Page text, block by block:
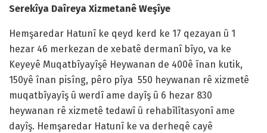
Serekîya Daîreya Xizmetanê Weşîye
Hemşaredar Hatunî ke qeyd kerd ke 17 qezayan û 1
hezar 46 merkezan de xebatê dermanî bîyo, va ke
Keyeyê Muqatbîyayîşê Heywanan de 400ê înan kutik,
150yê înan pisîng, pêro pîya 550 heywanan rê xizmetê
muqatbîyayîş û werdî ame dayîş û 6 hezar 830
heywanan rê xizmetê tedawî û rehabîlîtasyonî ame
dayîş. Hemşaredar Hatunî ke va derheqê cayê